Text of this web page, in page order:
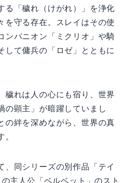
る「穢れ（けがれ）」を浄化
を守る存在。スレイはその使
ンパニオン「ミクリオ」や騎
して傭兵の「ロゼ」とともに
穢れは人の心にも宿り、世界
の顕主」が暗躍していまし
の絆を深めながら、世界の真
。
、同シリーズの別作品「テイ
主人公「ベルベット」のスト